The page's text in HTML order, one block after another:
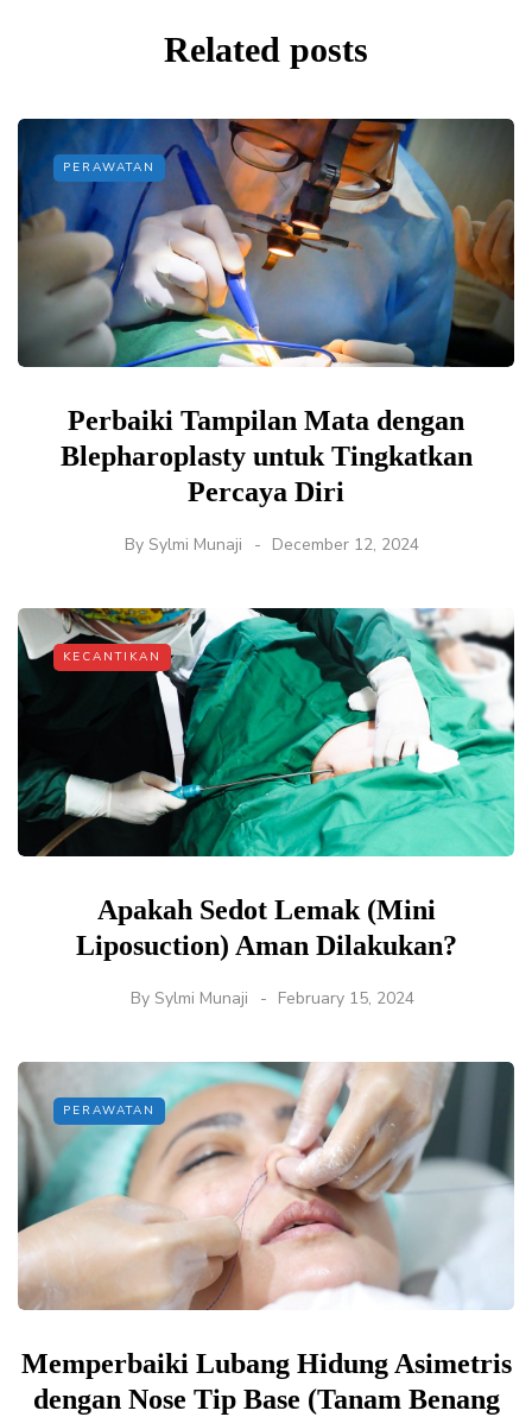
Related posts
PERAWATAN
Perbaiki Tampilan Mata dengan
Blepharoplasty untuk Tingkatkan
Percaya Diri
By Sylmi Munaji December 12, 2024
KECANTIKAN
Apakah Sedot Lemak (Mini
Liposuction) Aman Dilakukan?
By Sylmi Munaji February 15, 2024
PERAWATAN
Memperbaiki Lubang Hidung Asimetris
dengan Nose Tip Base (Tanam Benang